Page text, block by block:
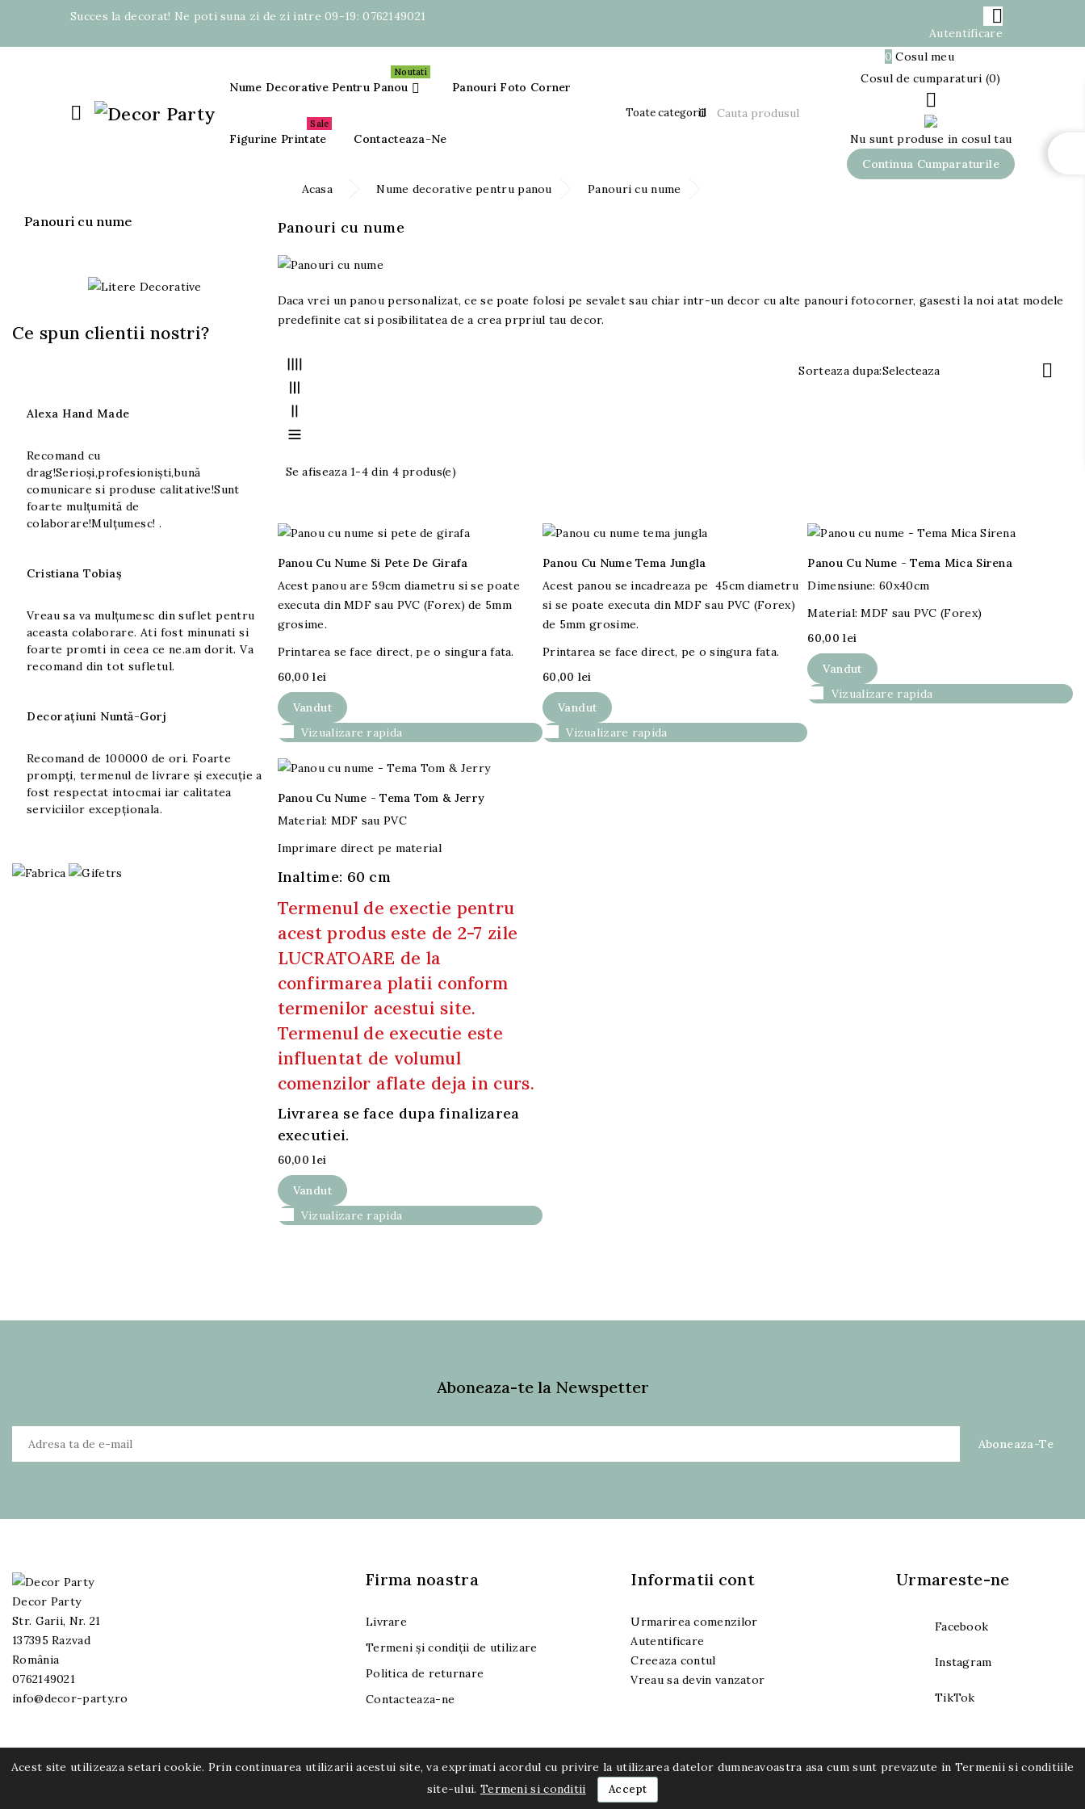
Succes la decorat! Ne poti suna zi de zi intre 09-19:0762149021 
Autentificare

Nume Decorative Pentru Panou 
Noutati
Panouri Foto Corner
Figurine Printate
Sale
Contacteaza-Ne
0 Cosul meu
Cosul de cumparaturi (0)

Nu sunt produse in cosul tau
Continua Cumparaturile
Panouri cu nume
Litere Decorative
Ce spun clientii nostri?
Alexa Hand Made
Recomand cu
drag!Serioși,profesioniști,bună
comunicare si produse calitative!Sunt
foarte mulțumită de
colaborare!Mulțumesc! .
Cristiana Tobiaș
Vreau sa va mulțumesc din suflet pentru
aceasta colaborare. Ati fost minunati si
foarte promti in ceea ce ne.am dorit. Va
recomand din tot sufletul.
Decorațiuni Nuntă-Gorj
Recomand de 100000 de ori. Foarte
prompți, termenul de livrare și execuție a
fost respectat intocmai iar calitatea
serviciilor excepționala.
Acasa Nume decorative pentru panou Panouri cu nume
Panouri cu nume
Daca vrei un panou personalizat, ce se poate folosi pe sevalet sau chiar intr-un decor cu alte panouri fotocorner, gasesti la noi atat modele
predefinite cat si posibilitatea de a crea prpriul tau decor.
Se afiseaza 1-4 din 4 produs(e)
Sorteaza dupa:Selecteaza 

Panou Cu Nume Si Pete De Girafa
Acest panou are 59cm diametru si se poate
executa din MDF sau PVC (Forex) de 5mm
grosime.
Printarea se face direct, pe o singura fata.
60,00 lei
Vandut
Vizualizare rapida

Panou Cu Nume Tema Jungla
Acest panou se incadreaza pe 45cm diametru
si se poate executa din MDF sau PVC (Forex)
de 5mm grosime.
Printarea se face direct, pe o singura fata.
60,00 lei
Vandut
Vizualizare rapida
Panou Cu Nume - Tema Mica Sirena
Dimensiune: 60x40cm
Material: MDF sau PVC (Forex)
60,00 lei
Vandut
Vizualizare rapida
Panou Cu Nume - Tema Tom & Jerry
Material: MDF sau PVC
Imprimare direct pe material
Inaltime: 60 cm
Termenul de exectie pentru
acest produs este de 2-7 zile
LUCRATOARE de la
confirmarea platii conform
termenilor acestui site.
Termenul de executie este
influentat de volumul
comenzilor aflate deja in curs.
Livrarea se face dupa finalizarea
executiei.
60,00 lei
Vandut
Vizualizare rapida
Aboneaza-te la Newspetter
Decor Party
Str. Garii, Nr. 21
137395 Razvad
România
0762149021
info@decor-party.ro
Firma noastra
Livrare
Termeni și condiții de utilizare
Politica de returnare
Contacteaza-ne
Acest site utilizeaza setari cookie. Prin continuarea utilizarii acestui site, va exprimati acordul cu privire la utilizarea datelor dumneavoastra asa cum sunt prevazute in Termenii si conditiile
site-ului. Termeni si conditii Accept
Informatii cont
Urmarirea comenzilor
Autentificare
Creeaza contul
Vreau sa devin vanzator
Urmareste-ne
Facebook
Instagram
TikTok